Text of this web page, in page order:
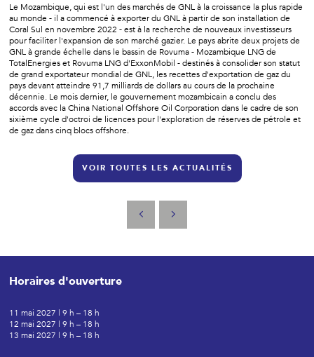
Le Mozambique, qui est l'un des marchés de GNL à la croissance la plus rapide
au monde - il a commencé à exporter du GNL à partir de son installation de
Coral Sul en novembre 2022 - est à la recherche de nouveaux investisseurs
pour faciliter l'expansion de son marché gazier. Le pays abrite deux projets de
GNL à grande échelle dans le bassin de Rovuma - Mozambique LNG de
TotalEnergies et Rovuma LNG d'ExxonMobil - destinés à consolider son statut
de grand exportateur mondial de GNL, les recettes d'exportation de gaz du
pays devant atteindre 91,7 milliards de dollars au cours de la prochaine
décennie. Le mois dernier, le gouvernement mozambicain a conclu des
accords avec la China National Offshore Oil Corporation dans le cadre de son
sixième cycle d'octroi de licences pour l'exploration de réserves de pétrole et
de gaz dans cinq blocs offshore.
VOIR TOUTES LES ACTUALITÉS
Horaires d'ouverture
11 mai 2027 | 9 h – 18 h
12 mai 2027 | 9 h – 18 h
13 mai 2027 | 9 h – 18 h